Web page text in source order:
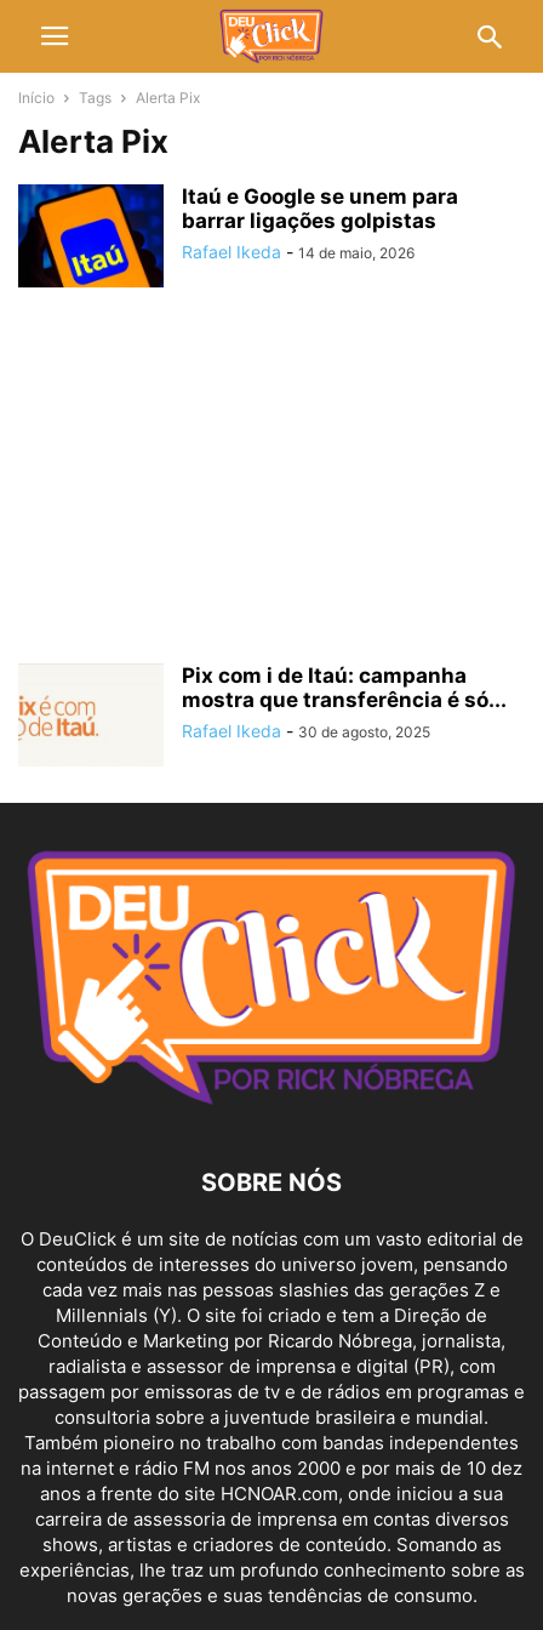
Início Tags Alerta Pix
Alerta Pix
Itaú e Google se unem para
barrar ligações golpistas
Rafael Ikeda - 14 de maio, 2026
Pix com i de Itaú: campanha
mostra que transferência é só...
Rafael Ikeda - 30 de agosto, 2025
SOBRE NÓS
O DeuClick é um site de notícias com um vasto editorial de
conteúdos de interesses do universo jovem, pensando
cada vez mais nas pessoas slashies das gerações Z e
Millennials (Y). O site foi criado e tem a Direção de
Conteúdo e Marketing por Ricardo Nóbrega, jornalista,
radialista e assessor de imprensa e digital (PR), com
passagem por emissoras de tv e de rádios em programas e
consultoria sobre a juventude brasileira e mundial.
Também pioneiro no trabalho com bandas independentes
na internet e rádio FM nos anos 2000 e por mais de 10 dez
anos a frente do site HCNOAR.com, onde iniciou a sua
carreira de assessoria de imprensa em contas diversos
shows, artistas e criadores de conteúdo. Somando as
experiências, lhe traz um profundo conhecimento sobre as
novas gerações e suas tendências de consumo.